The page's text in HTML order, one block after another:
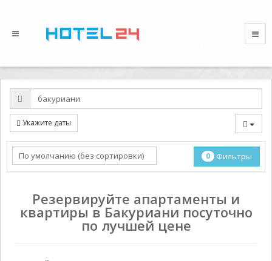
Укажите даты
0 Фильтры
Резервируйте апартаменты и
квартиры в Бакуриани посуточно
по лучшей цене